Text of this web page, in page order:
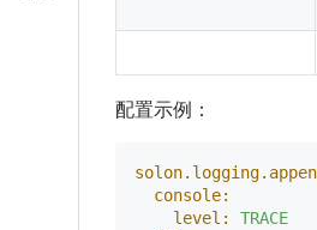
配置示例：
console:
level:
TRACE